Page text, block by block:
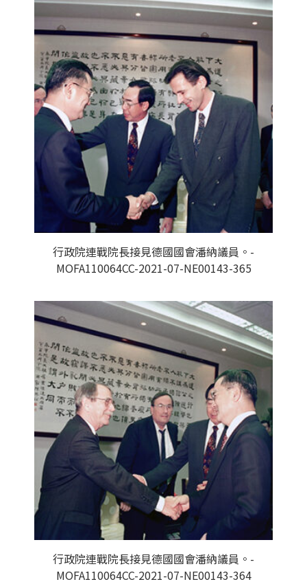
行政院連戰院長接見德國國會潘納議員。-
MOFA110064CC-2021-07-NE00143-365
行政院連戰院長接見德國國會潘納議員。-
MOFA110064CC-2021-07-NE00143-364